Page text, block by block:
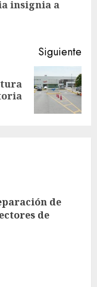
insignia a
Siguiente
de
de